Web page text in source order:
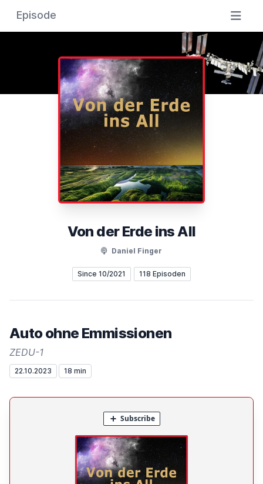
Episode
Von der Erde ins All
Daniel Finger
Since 10/2021 118 Episoden
Auto ohne Emmissionen
ZEDU-1
22.10.2023 18 min